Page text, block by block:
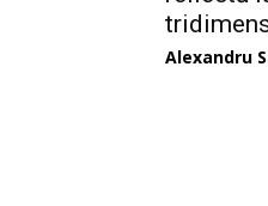
Alexandru